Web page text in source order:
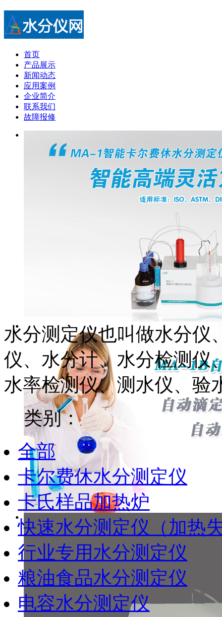
首页
产品展示
新闻动态
应用案例
企业简介
联系我们
故障报修
水分测定仪也叫做水分仪
仪、水分计、水分检测仪
水率检测仪、测水仪、验
类别：
全部
卡尔费休水分测定仪
卡氏样品加热炉
快速水分测定仪（加热
行业专用水分测定仪
粮油食品水分测定仪
电容水分测定仪